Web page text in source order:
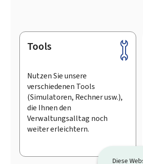
Diese
Footer
Tools
Nutzen Sie unsere
verschiedenen Tools
(Simulatoren, Rechner usw.),
die Ihnen den
Verwaltungsalltag noch
weiter erleichtern.